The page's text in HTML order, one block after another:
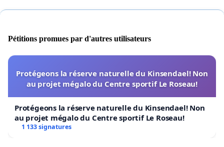
Pétitions promues par d'autres utilisateurs
Protégeons la réserve naturelle du Kinsendael! Non
au projet mégalo du Centre sportif Le Roseau!
Protégeons la réserve naturelle du Kinsendael! Non
au projet mégalo du Centre sportif Le Roseau!
1 133 signatures